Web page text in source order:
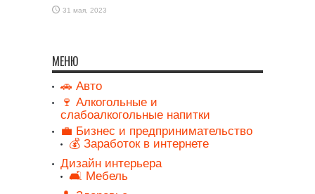
31 мая, 2023
МЕНЮ
🚗 Авто
🍷 Алкогольные и
слабоалкогольные напитки
💼 Бизнес и предпринимательство
💰 Заработок в интернете
Дизайн интерьера
🛋️ Мебель